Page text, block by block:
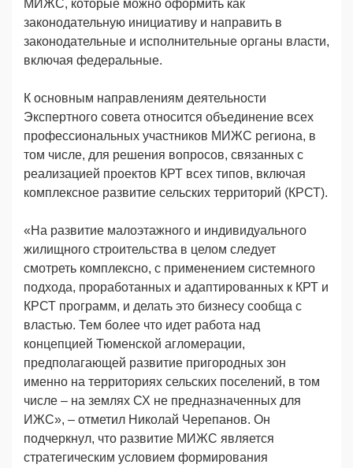
МИЖС, которые можно оформить как
законодательную инициативу и направить в
законодательные и исполнительные органы власти,
включая федеральные.
К основным направлениям деятельности
Экспертного совета относится объединение всех
профессиональных участников МИЖС региона, в
том числе, для решения вопросов, связанных с
реализацией проектов КРТ всех типов, включая
комплексное развитие сельских территорий (КРСТ).
«На развитие малоэтажного и индивидуального
жилищного строительства в целом следует
смотреть комплексно, с применением системного
подхода, проработанных и адаптированных к КРТ и
КРСТ программ, и делать это бизнесу сообща с
властью. Тем более что идет работа над
концепцией Тюменской агломерации,
предполагающей развитие пригородных зон
именно на территориях сельских поселений, в том
числе – на землях СХ не предназначенных для
ИЖС», – отметил Николай Черепанов. Он
подчеркнул, что развитие МИЖС является
стратегическим условием формирования